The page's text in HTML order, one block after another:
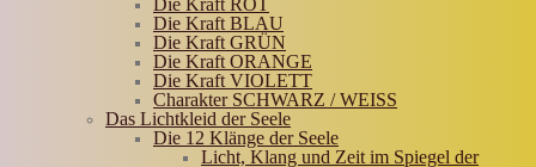
Die Kraft ROT
Die Kraft BLAU
Die Kraft GRÜN
Die Kraft ORANGE
Die Kraft VIOLETT
Charakter SCHWARZ / WEISS
Das Lichtkleid der Seele
Die 12 Klänge der Seele
Licht, Klang und Zeit im Spiegel der